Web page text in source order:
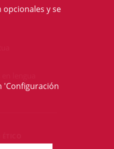
y se
'Configuración